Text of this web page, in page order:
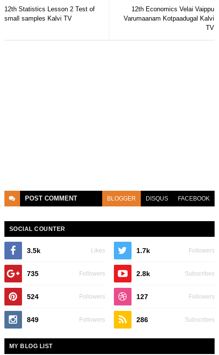
12th Economics Velai Vaippu
Varumaanam Kotpaadugal Kalvi
TV
12th Statistics Lesson 2 Test of
small samples Kalvi TV
POST COMMENT BLOGGER DISQUS FACEBOOK
SOCIAL COUNTER
3.5k Likes 1.7k Followers
735 Followers 2.8k Subscribes
524 Followers 127 Followers
849 Followers 286 Subscribes
MY BLOG LIST